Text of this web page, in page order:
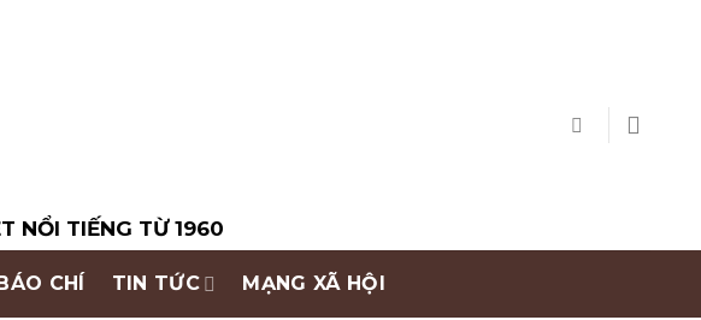
NỔI TIẾNG TỪ 1960
CHÍ TIN TỨC MẠNG XÃ HỘI